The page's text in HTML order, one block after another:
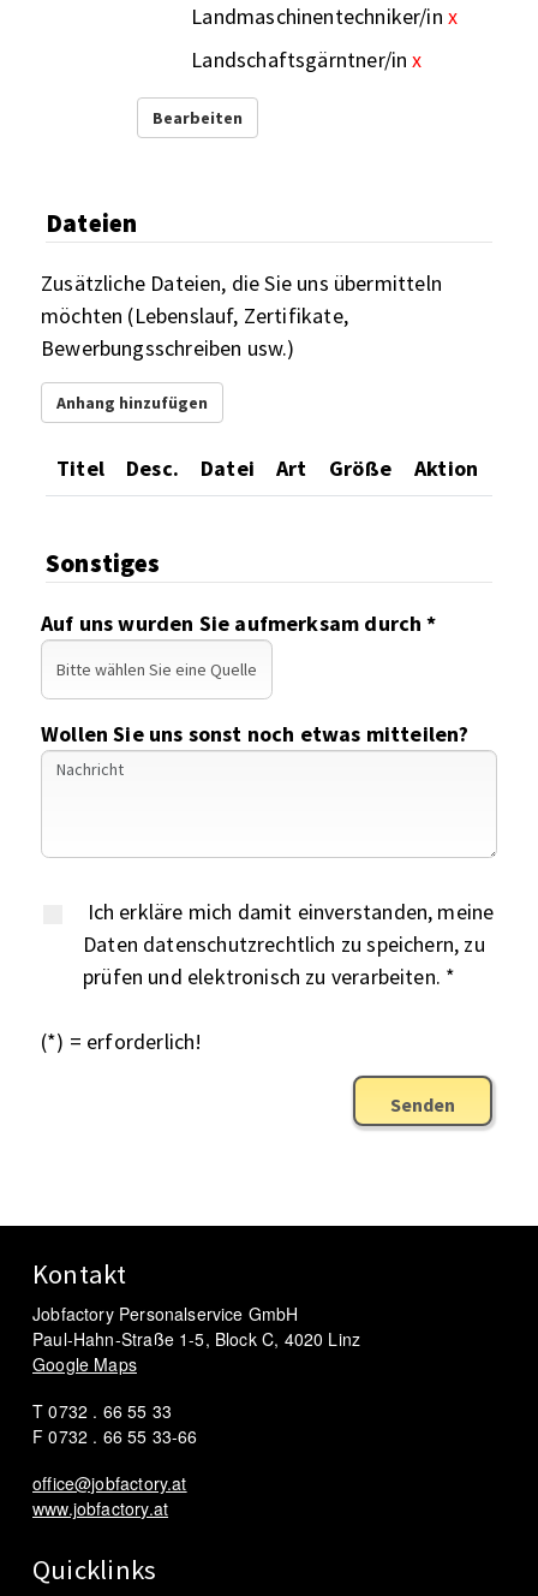
Landmaschinentechniker/in x
Landschaftsgärntner/in x
Bearbeiten
Dateien
Zusätzliche Dateien, die Sie uns übermitteln
möchten (Lebenslauf, Zertifikate,
Bewerbungsschreiben usw.)
Anhang hinzufügen
Titel Desc. Datei Art Größe Aktion
Sonstiges
Auf uns wurden Sie aufmerksam durch *
Wollen Sie uns sonst noch etwas mitteilen?
Ich erkläre mich damit einverstanden, meine
Daten datenschutzrechtlich zu speichern, zu
prüfen und elektronisch zu verarbeiten. *
(*) = erforderlich!
Senden
Kontakt
Jobfactory Personalservice GmbH
Paul-Hahn-Straße 1-5, Block C, 4020 Linz
Google Maps
T 0732 . 66 55 33
F 0732 . 66 55 33-66
office@jobfactory.at
www.jobfactory.at
Quicklinks